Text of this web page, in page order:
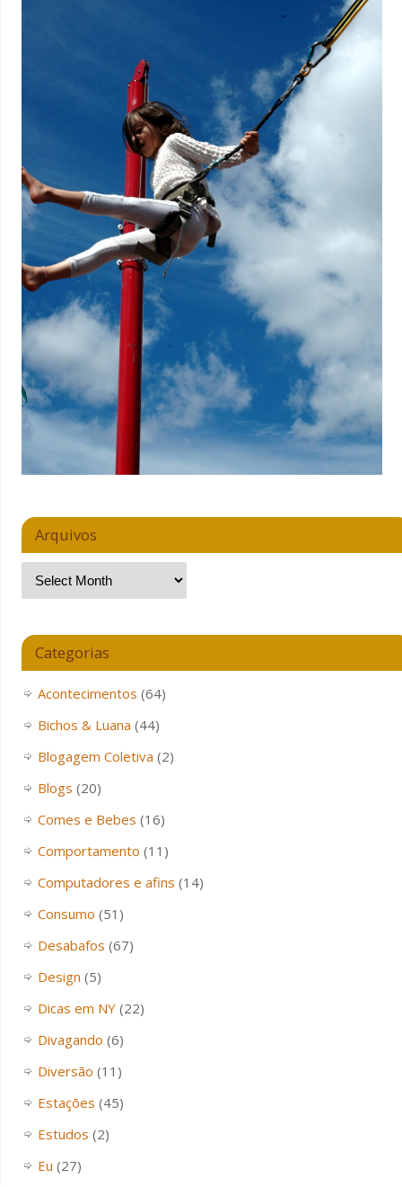
Arquivos
Categorias
Acontecimentos (64)
Bichos & Luana (44)
Blogagem Coletiva (2)
Blogs (20)
Comes e Bebes (16)
Comportamento (11)
Computadores e afins (14)
Consumo (51)
Desabafos (67)
Design (5)
Dicas em NY(22)
Divagando (6)
Diversão (11)
Estações (45)
Estudos (2)
Eu (27)